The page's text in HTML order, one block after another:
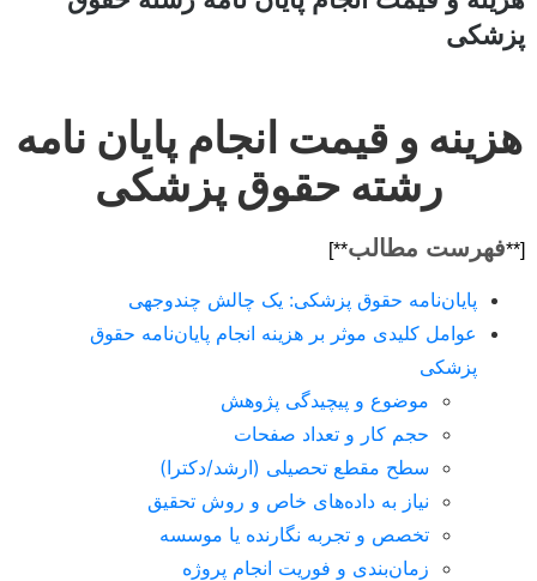
پزشکی
هزینه و قیمت انجام پایان نامه
رشته حقوق پزشکی
[**فهرست مطالب**]
پایان‌نامه حقوق پزشکی: یک چالش چندوجهی
عوامل کلیدی موثر بر هزینه انجام پایان‌نامه حقوق
پزشکی
موضوع و پیچیدگی پژوهش
حجم کار و تعداد صفحات
سطح مقطع تحصیلی (ارشد/دکترا)
نیاز به داده‌های خاص و روش تحقیق
تخصص و تجربه نگارنده یا موسسه
زمان‌بندی و فوریت انجام پروژه